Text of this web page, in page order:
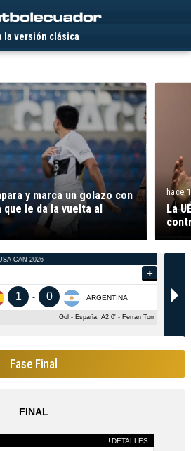
la versión clásica
y marca un golazo con
que le da la vuelta al
hace
La
Fase Final